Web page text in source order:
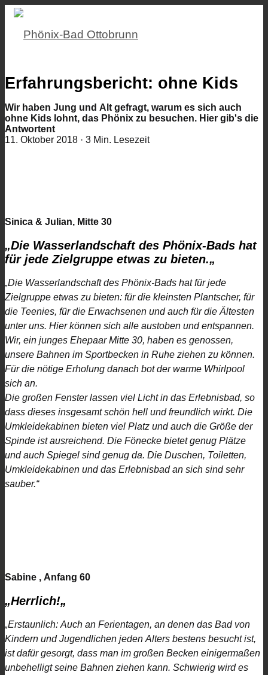
Erfahrungsbericht: ohne Kids
Wir haben Jung und Alt gefragt, warum es sich auch
ohne Kids lohnt, das Phönix zu besuchen. Hier gib's die
Antwortent
11. Oktober 2018 · 3 Min. Lesezeit
Sinica & Julian, Mitte 30
„Die Wasserlandschaft des Phönix-Bads hat
für jede Zielgruppe etwas zu bieten.„
„Die Wasserlandschaft des Phönix-Bads hat für jede
Zielgruppe etwas zu bieten: für die kleinsten Plantscher, für
die Teenies, für die Erwachsenen und auch für die Ältesten
unter uns. Hier können sich alle austoben und entspannen.
Wir, ein junges Ehepaar Mitte 30, haben es genossen,
unsere Bahnen im Sportbecken in Ruhe ziehen zu können.
Für die nötige Erholung danach bot der warme Whirlpool
sich an.
Die großen Fenster lassen viel Licht in das Erlebnisbad, so
dass dieses insgesamt schön hell und freundlich wirkt. Die
Umkleidekabinen bieten viel Platz und auch die Größe der
Spinde ist ausreichend. Die Fönecke bietet genug Plätze
und auch Spiegel sind genug da. Die Duschen, Toiletten,
Umkleidekabinen und das Erlebnisbad an sich sind sehr
sauber.“
Sabine , Anfang 60
„Herrlich!„
„Erstaunlich: Auch an Ferientagen, an denen das Bad von
Kindern und Jugendlichen jeden Alters bestens besucht ist,
ist dafür gesorgt, dass man im großen Becken einigermaßen
unbehelligt seine Bahnen ziehen kann. Schwierig wird es